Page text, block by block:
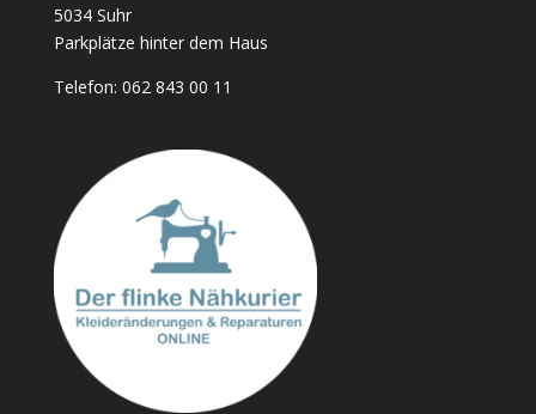
5034 Suhr
Parkplätze hinter dem Haus
Telefon: 062 843 00 11